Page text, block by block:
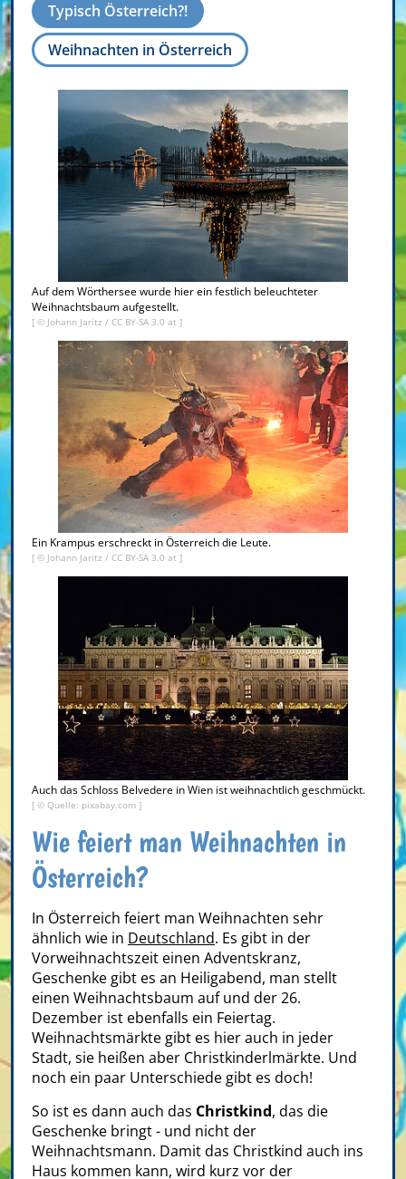
Typisch Österreich?!
Weihnachten in Österreich
Auf dem Wörthersee wurde hier ein festlich beleuchteter
Weihnachtsbaum aufgestellt.
[ © Johann Jaritz / CC BY-SA 3.0 at ]
Ein Krampus erschreckt in Österreich die Leute.
[ © Johann Jaritz / CC BY-SA 3.0 at ]
Auch das Schloss Belvedere in Wien ist weihnachtlich geschmückt.
[ © Quelle: pixabay.com ]
Wie feiert man Weihnachten in
Österreich?
In Österreich feiert man Weihnachten sehr
ähnlich wie in Deutschland. Es gibt in der
Vorweihnachtszeit einen Adventskranz,
Geschenke gibt es an Heiligabend, man stellt
einen Weihnachtsbaum auf und der 26.
Dezember ist ebenfalls ein Feiertag.
Weihnachtsmärkte gibt es hier auch in jeder
Stadt, sie heißen aber Christkinderlmärkte. Und
noch ein paar Unterschiede gibt es doch!
So ist es dann auch das Christkind, das die
Geschenke bringt - und nicht der
Weihnachtsmann. Damit das Christkind auch ins
Haus kommen kann, wird kurz vor der